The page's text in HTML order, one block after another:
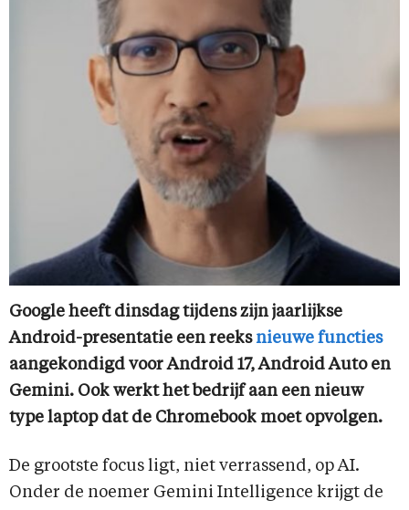
Google heeft dinsdag tijdens zijn jaarlijkse
Android-presentatie een reeks nieuwe functies
aangekondigd voor Android 17, Android Auto en
Gemini. Ook werkt het bedrijf aan een nieuw
type laptop dat de Chromebook moet opvolgen.
De grootste focus ligt, niet verrassend, op AI.
Onder de noemer Gemini Intelligence krijgt de